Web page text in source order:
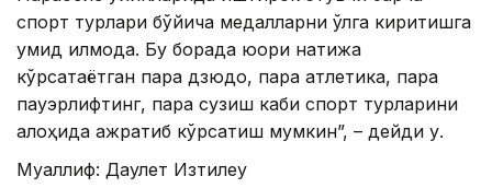
спорт турлари бўйича медалларни қўлга киритишга
умид қилмоқда. Бу борада юқори натижа
кўрсатаётган пара дзюдо, пара атлетика, пара
пауэрлифтинг, пара сузиш каби спорт турларини
алоҳида ажратиб кўрсатиш мумкин”, – дейди у.
Муаллиф: Даулет Изтилеу